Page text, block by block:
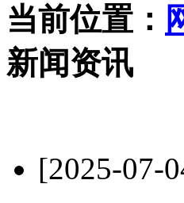
当前位置：
新闻资讯
[2025-07-